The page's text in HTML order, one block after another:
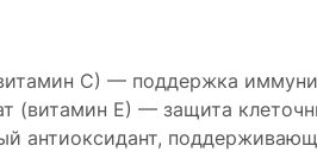
С) — поддержка
(витамин Е) — защита
антиоксидант,